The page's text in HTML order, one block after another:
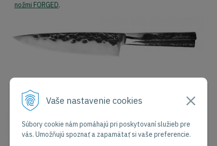
Vaše nastavenie cookies
Súbory cookie nám pomáhajú pri poskytovaní služieb pre
vás. Umožňujú spoznať a zapamätať si vaše preferencie.
nožmi FORGED.